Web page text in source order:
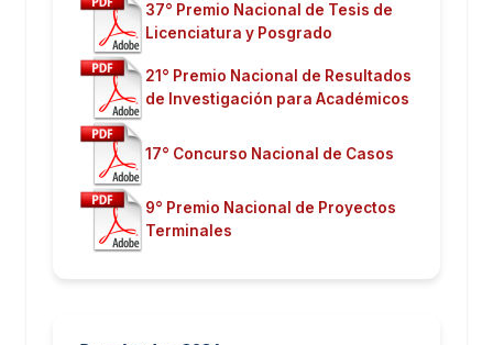
37° Premio Nacional de Tesis de
Licenciatura y Posgrado
21° Premio Nacional de Resultados
de Investigación para Académicos
17° Concurso Nacional de Casos
9° Premio Nacional de Proyectos
Terminales